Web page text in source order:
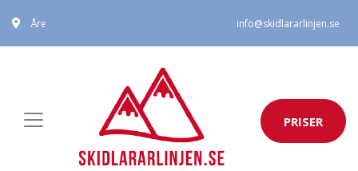
Åre info@skidlararlinjen.se
PRISER